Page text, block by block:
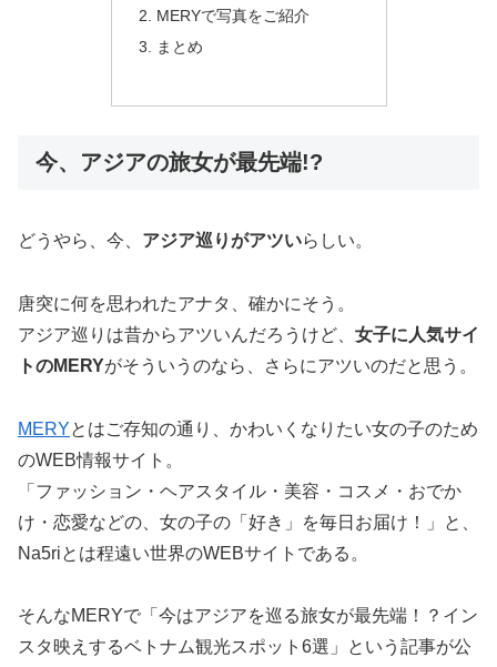
MERYで写真をご紹介
まとめ
今、アジアの旅女が最先端!?
どうやら、今、 アジア巡りがアツいらしい。
唐突に何を思われたアナタ、確かにそう。
アジア巡りは昔からアツいんだろうけど、 女子に人気サイ
トのMERYがそういうのなら、さらにアツいのだと思う。
MERYとはご存知の通り、かわいくなりたい女の子のため
のWEB情報サイト。
「ファッション・ヘアスタイル・美容・コスメ・おでか
け・恋愛などの、女の子の「好き」を毎日お届け！」と、
Na5riとは程遠い世界のWEBサイトである。
そんなMERYで「今はアジアを巡る旅女が最先端！？イン
スタ映えするベトナム観光スポット6選」という記事が公